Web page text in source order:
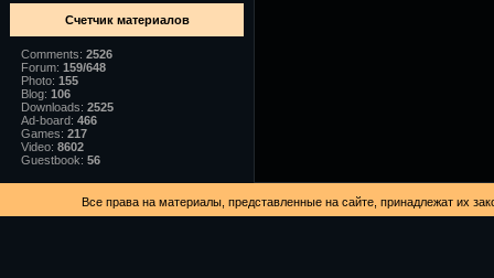
Счетчик материалов
Comments: 2526
Forum: 159/648
Photo: 155
Blog: 106
Downloads: 2525
Ad-board: 466
Games: 217
Video: 8602
Guestbook: 56
Все права на материалы, представленные на сайте, принадлежат их